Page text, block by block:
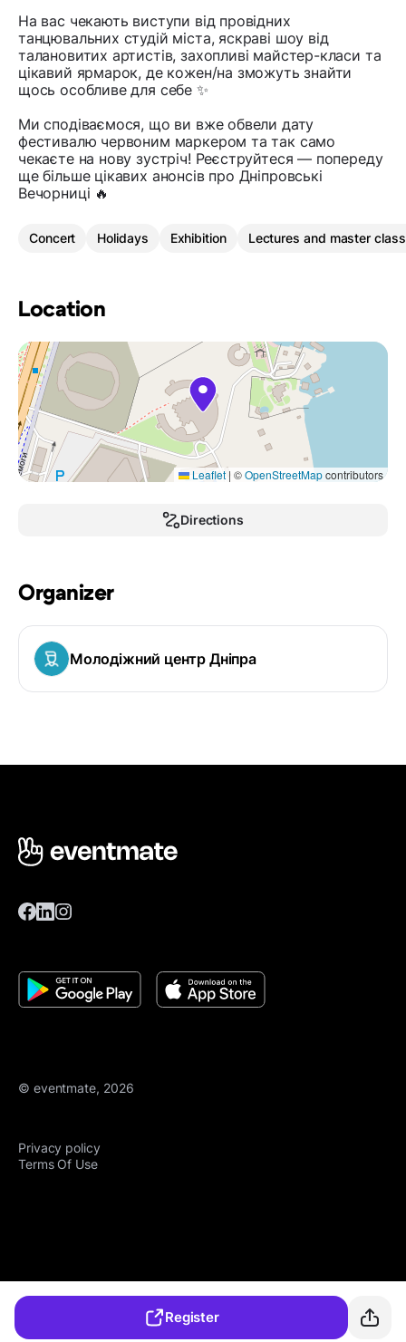
На вас чекають виступи від провідних
танцювальних студій міста, яскраві шоу від
талановитих артистів, захопливі майстер-класи та
цікавий ярмарок, де кожен/на зможуть знайти
щось особливе для себе ✨
Ми сподіваємося, що ви вже обвели дату
фестивалю червоним маркером та так само
чекаєте на нову зустріч! Реєструйтеся — попереду
ще більше цікавих анонсів про Дніпровські
Вечорниці 🔥
Concert Holidays Exhibition Lectures and master
Location
Leaflet | ©OpenStreetMapcontributors
Directions
Organizer
Молодіжний центр Дніпра
© eventmate, 2026
Privacy policy
Terms Of Use
Register